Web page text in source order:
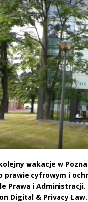
wakacje w
prawie cyfrowym i
Prawa i Administracji.
Digital & Privacy Law.